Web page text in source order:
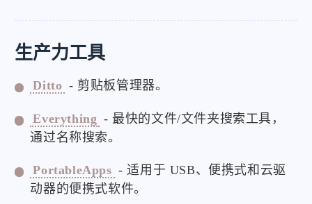
生产力工具
Ditto - 剪贴板管理器。
Everything - 最快的文件/文件夹搜索工具，
通过名称搜索。
PortableApps - 适用于 USB、便携式和云驱
动器的便携式软件。